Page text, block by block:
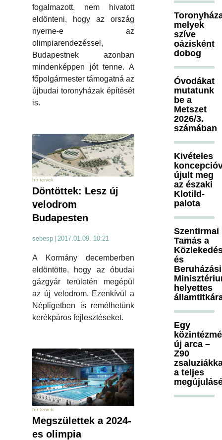
fogalmazott, nem hivatott
eldönteni, hogy az ország
nyerne-e az
olimpiarendezéssel,
Budapestnek azonban
mindenképpen jót tenne. A
főpolgármester támogatná az
újbudai toronyházak építését
is.
hír tervek
Döntöttek: Lesz új
velodrom
Budapesten
sebesp 2017.01.09. 10:21
A Kormány decemberben
eldöntötte, hogy az óbudai
gázgyár területén megépül
az új velodrom. Ezenkívül a
Népligetben is remélhetünk
kerékpáros fejlesztéseket.
hír tervek
Megszülettek a 2024-
es olimpia
melyek
szíve
oázisként
dobog
Óvodákat
mutatunk
be a
Metszet
2026/3.
számában
Kivételes
újult meg
az északi
Klotild-
palota
Szentirmai
Tamás a
és
Beruházási
helyettes
Egy
új arca –
Z90
a teljes